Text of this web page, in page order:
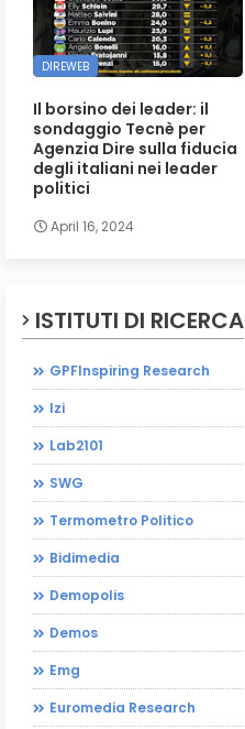
DIREWEB
Il borsino dei leader: il
sondaggio Tecnè per
Agenzia Dire sulla fiducia
degli italiani nei leader
politici
April 16, 2024
ISTITUTI DI RICERCA
GPFInspiring Research
Izi
Lab2101
SWG
Termometro Politico
Bidimedia
Demopolis
Demos
Emg
Euromedia Research